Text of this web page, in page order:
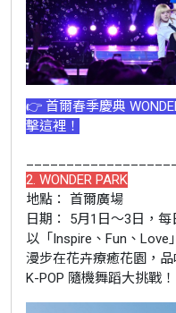
👉 首爾春季慶典
擊這裡！
2. WONDER PARK
地點： 首爾廣場
日期： 5月1日～3日，每
以「Inspire、Fun、Love
漫步在花卉療癒花園，
K-POP 隨機舞蹈大挑戰！